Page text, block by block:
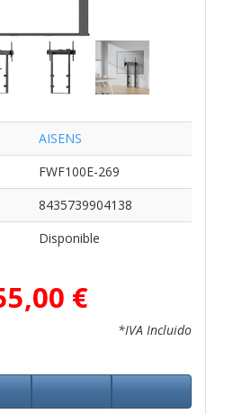
AISENS
FWF100E-269
8435739904138
Disponible
€
*IVA Incluido